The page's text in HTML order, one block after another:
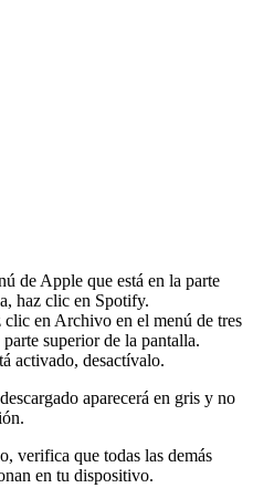
de Apple que está en la parte
haz clic en Spotify.
clic en Archivo en el menú de tres
superior de la pantalla.
activado, desactívalo.
aparecerá en gris y no
verifica que todas las demás
en tu dispositivo.